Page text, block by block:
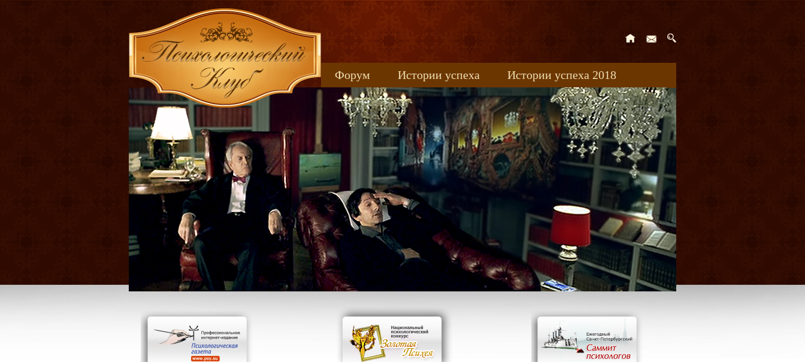
Форум Истории успеха
Истории успеха 2018
Книжные новинки
uspeh_2017